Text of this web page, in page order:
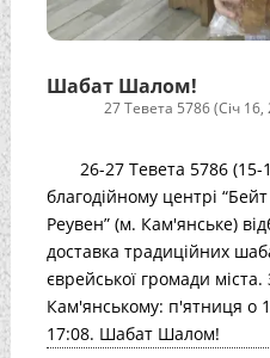
Шабат Шалом!
27 Тевета 5786 (Січ 16,
26-27 Тевета 5786 (15-
благодійному центрі
Реувен” (м. Кам'янське)
доставка традиційних
єврейської громади
Кам'янському: п'ятниця о
17:08. Шабат Шалом!